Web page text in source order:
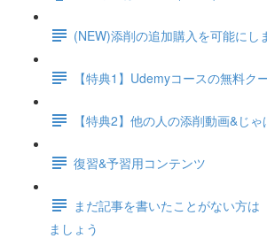
(NEW)添削の追加購入を可能にし
【特典1】Udemyコースの無料ク
【特典2】他の人の添削動画&じ
復習&予習用コンテンツ
まだ記事を書いたことがない方は
ましょう